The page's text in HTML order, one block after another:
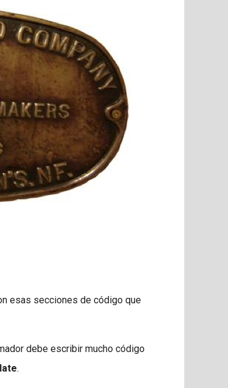
esas secciones de código que
debe escribir mucho código
.